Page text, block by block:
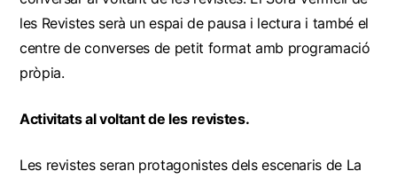
les Revistes serà un espai de pausa i lectura i també el
centre de converses de petit format amb programació
pròpia.
Activitats al voltant de les revistes.
Les revistes seran protagonistes dels escenaris de La